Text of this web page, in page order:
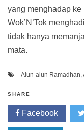
yang menghadap
Wok’N’Tok
tidak hanya
mata.
Alun-alun Ramadhan,
SHARE
Facebook